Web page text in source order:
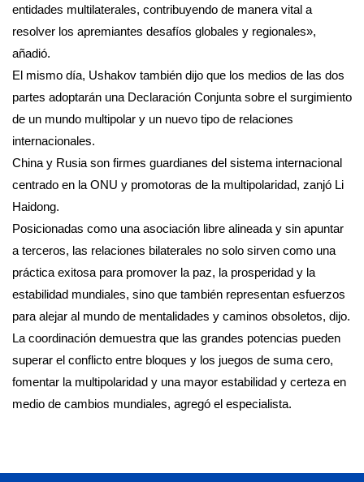
entidades multilaterales, contribuyendo de manera vital a
resolver los apremiantes desafíos globales y regionales»,
añadió.
El mismo día, Ushakov también dijo que los medios de las dos
partes adoptarán una Declaración Conjunta sobre el surgimiento
de un mundo multipolar y un nuevo tipo de relaciones
internacionales.
China y Rusia son firmes guardianes del sistema internacional
centrado en la ONU y promotoras de la multipolaridad, zanjó Li
Haidong.
Posicionadas como una asociación libre alineada y sin apuntar
a terceros, las relaciones bilaterales no solo sirven como una
práctica exitosa para promover la paz, la prosperidad y la
estabilidad mundiales, sino que también representan esfuerzos
para alejar al mundo de mentalidades y caminos obsoletos, dijo.
La coordinación demuestra que las grandes potencias pueden
superar el conflicto entre bloques y los juegos de suma cero,
fomentar la multipolaridad y una mayor estabilidad y certeza en
medio de cambios mundiales, agregó el especialista.